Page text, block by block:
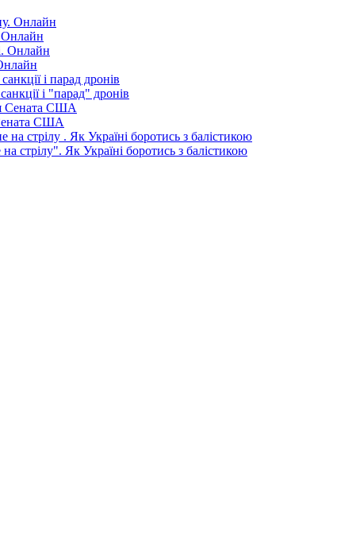
Онлайн
і "парад" дронів
США
стрілу". Як Україні боротись з балістикою